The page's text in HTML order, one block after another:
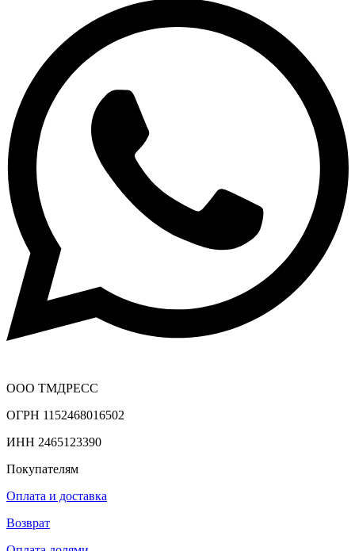
ООО ТМДРЕСС
ОГРН 1152468016502
ИНН 2465123390
Покупателям
Оплата и доставка
Возврат